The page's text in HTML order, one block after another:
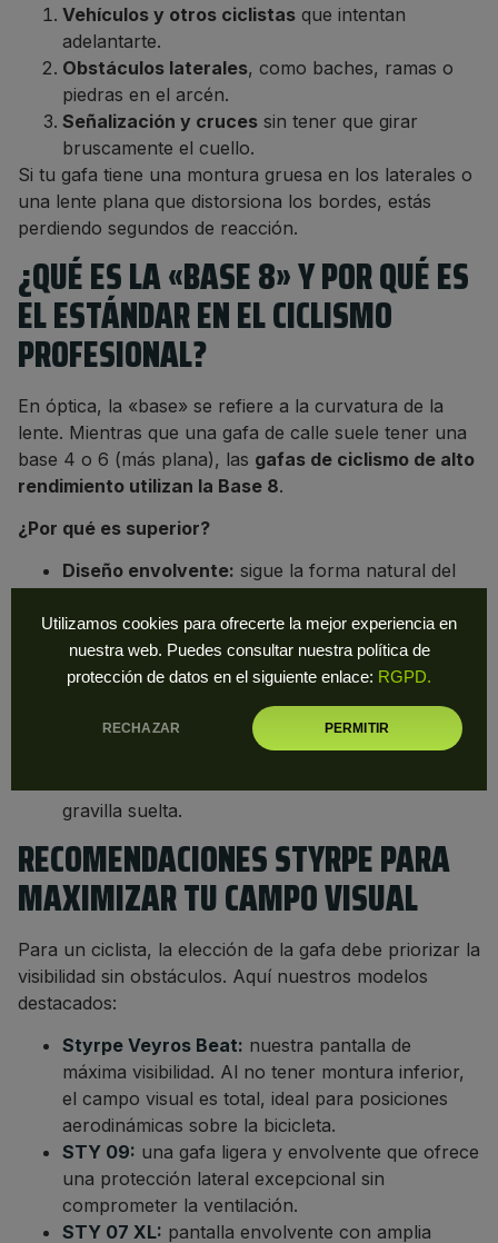
Utilizamos cookies para ofrecerte la mejor experiencia en
nuestra web. Puedes consultar nuestra política de
protección de datos en el siguiente enlace: RGPD.
RECHAZAR PERMITIR
Vehículos y otros ciclistas que intentan
adelantarte.
Obstáculos laterales, como baches, ramas o
piedras en el arcén.
Señalización y cruces sin tener que girar
bruscamente el cuello.
Si tu gafa tiene una montura gruesa en los laterales o
una lente plana que distorsiona los bordes, estás
perdiendo segundos de reacción.
¿QUÉ ES LA «BASE 8» Y POR QUÉ ES
EL ESTÁNDAR EN EL CICLISMO
PROFESIONAL?
En óptica, la «base» se refiere a la curvatura de la
lente. Mientras que una gafa de calle suele tener una
base 4 o 6 (más plana), las gafas de ciclismo de alto
rendimiento utilizan la Base 8.
¿Por qué es superior?
Diseño envolvente: sigue la forma natural del
causados por la montura.
Protección aerodinámica:al ajustarse más al
rostro, evita que el viento entre por los lados,
reduciendo el lagrimeo y la fatiga ocular.
Seguridad ante impactos:
una lente base 8
protege el ojo desde el pómulo hasta la sien,
gravilla suelta.
RECOMENDACIONES STYRPE PARA
MAXIMIZAR TU CAMPO VISUAL
Para un ciclista, la elección de la gafa debe priorizar la
visibilidad sin obstáculos. Aquí nuestros modelos
destacados:
Styrpe Veyros Beat: nuestra pantalla de
máxima visibilidad. Al no tener montura inferior,
el campo visual es total, ideal para posiciones
aerodinámicas sobre la bicicleta.
STY 09: una gafa ligera y envolvente que ofrece
una protección lateral excepcional sin
comprometer la ventilación.
STY 07 XL: pantalla envolvente con amplia